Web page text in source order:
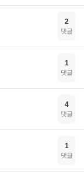
2
댓글
1
댓글
4
댓글
1
댓글